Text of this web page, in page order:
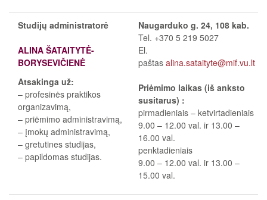
Studijų administratorė
ALINA ŠATAITYTĖ-
BORYSEVIČIENĖ
Atsakinga už:
– profesinės praktikos
organizavimą,
– priėmimo administravimą,
– įmokų administravimą,
– gretutines studijas,
– papildomas studijas.
Naugarduko g. 24, 108 kab.
Tel. +370 5 219 5027
El.
paštas alina.sataityte@mif.vu.lt
Priėmimo laikas (iš anksto
susitarus) :
pirmadieniais – ketvirtadieniais
9.00 – 12.00 val. ir 13.00 –
16.00 val.
penktadieniais
9.00 – 12.00 val. ir 13.00 –
15.00 val.